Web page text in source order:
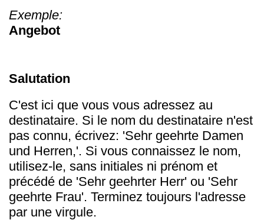
Exemple:
Angebot
Salutation
C'est ici que vous vous adressez au
destinataire. Si le nom du destinataire n'est
pas connu, écrivez: 'Sehr geehrte Damen
und Herren,'. Si vous connaissez le nom,
utilisez-le, sans initiales ni prénom et
précédé de 'Sehr geehrter Herr' ou 'Sehr
geehrte Frau'. Terminez toujours l'adresse
par une virgule.